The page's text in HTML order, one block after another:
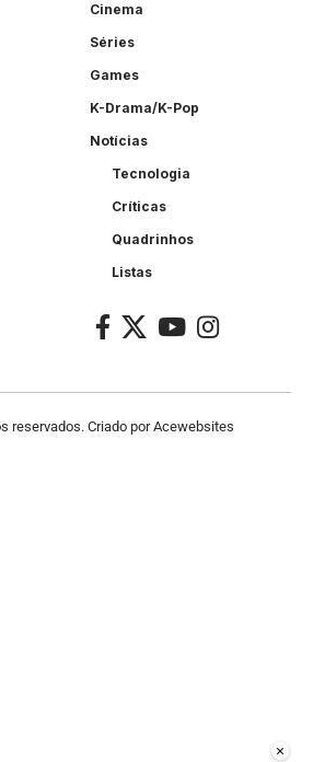
×
Cinema
Séries
Games
K-Drama/K-Pop
Notícias
Tecnologia
Críticas
Quadrinhos
Listas
reservados. Criado porAcewebsites